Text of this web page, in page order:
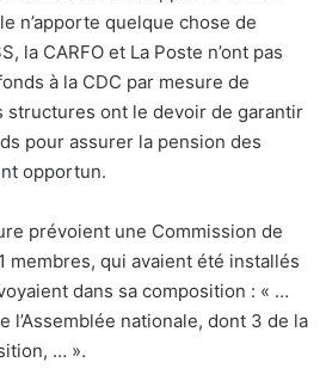
n’apporte quelque chose de
la CARFO et La Poste n’ont pas
à la CDC par mesure de
structures ont le devoir de garantir
pour assurer la pension des
opportun.
prévoient une Commission de
membres, qui avaient été installés
dans sa composition : « …
l’Assemblée nationale, dont 3 de la
… ».